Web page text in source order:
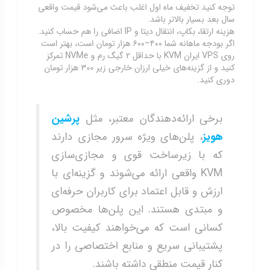
توجه کنید تخفیف ماه اول اغلب باعث می‌شود قیمت واقعی
سال بعد بسیار بالاتر باشد.
هزینه ارتقا، بکاپ، انتقال دیتا و IP اضافی را هم حساب کنید.
اگر بودجه ماهانه شما ۴۰۰–۶۰۰ هزار تومان است، بهتر است
روی VPS ایران KVM با حداقل ۲ گیگ رم و NVMe تمرکز
کنید و از گزینه‌های خیلی ارزان خارجی زیر ۳۰۰ هزار تومان
دوری کنید.
برخی ارائه‌دهندگان معتبر، مثل پرشین
هویز، پلن‌های ویژه سرور مجازی دارند
که با زیرساخت قوی و مجازی‌سازی
KVM واقعی ارائه می‌شوند و گزینه‌ای با
ارزش و قابل اعتماد برای کاربران حرفه‌ای
و مبتدی هستند. این پلن‌ها مخصوص
کسانی است که می‌خواهند کیفیت بالا،
پشتیبانی سریع و منابع اختصاصی را در
کنار قیمت منطقی داشته باشند.